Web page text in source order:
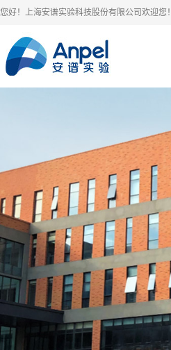
您好！上海安谱实验科技股份有限公司欢迎您！